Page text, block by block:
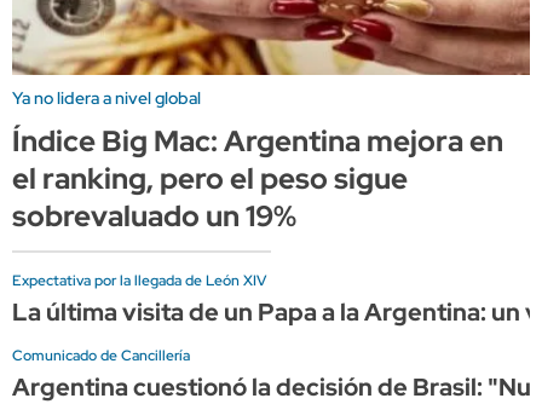
Ya no lidera a nivel global
Índice Big Mac: Argentina mejora en
el ranking, pero el peso sigue
sobrevaluado un 19%
Expectativa por la llegada de León XIV
La última visita de un Papa a la Argentina: un
Comunicado de Cancillería
Argentina cuestionó la decisión de Brasil: